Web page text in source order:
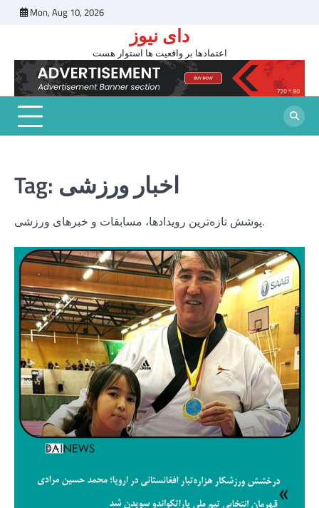
Mon, Aug 10, 2026
دای نیوز
اعتمادها بر واقعیت ها استوار هست
Tag: اخبار ورزشی
پوشش تازه‌ترین رویدادها، مسابقات و خبرهای ورزشی.